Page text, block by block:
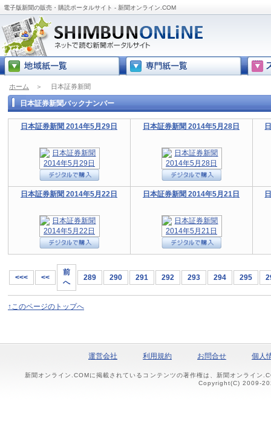
電子版新聞の販売・購読ポータルサイト - 新聞オンライン.COM
ホーム ＞ 日本証券新聞
日本証券新聞バックナンバー
日本証券新聞 2014年5月29日 日本証券新聞 2014年5月28日
日本証券新聞 2014年5月22日 日本証券新聞 2014年5月21日
<<< <<
前
へ
289 290 291 292 293 294 295
↑このページのトップへ
運営会社 利用規約 お問合せ 個人
新聞オンライン.COMに掲載されているコンテンツの著作権は、新聞オンライン
Copyright(C) 2009-